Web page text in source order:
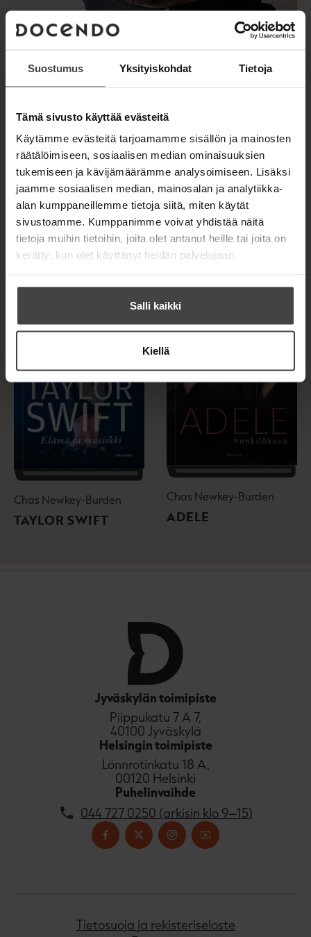
Suostumus Yksityiskohdat Tietoja
Tämä sivusto käyttää evästeitä
Käytämme evästeitä tarjoamamme sisällön ja mainosten
räätälöimiseen, sosiaalisen median ominaisuuksien
tukemiseen ja kävijämäärämme analysoimiseen. Lisäksi
jaamme sosiaalisen median, mainosalan ja analytiikka-
alan kumppaneillemme tietoja siitä, miten käytät
sivustoamme. Kumppanimme voivat yhdistää näitä
tietoja muihin tietoihin, joita olet antanut heille tai joita on
kerätty, kun olet käyttänyt heidän palvelujaan.
Salli kaikki
Kiellä
Kuva: Chas Newkey-Burden
TEOKSET
Chas Newkey-Burden
TAYLOR SWIFT
Chas Newkey-Burden
ADELE
Jyväskylän toimipiste
Piippukatu 7 A 7,
40100 Jyväskylä
Helsingin toimipiste
Lönnrotinkatu 18 A,
00120 Helsinki
Puhelinvaihde
044 727 0250 (arkisin klo 9–15)
Tietosuoja ja rekisteriseloste